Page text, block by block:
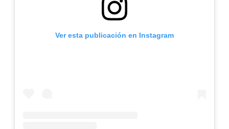
Ver esta publicación en Instagram